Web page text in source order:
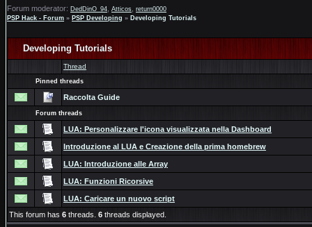
Forum moderator: DedDinO_94 Atticos return0000
PSP Hack - Forum » PSP Developing » Developing Tutorials
Developing Tutorials
Thread
Pinned threads
Raccolta Guide
Forum threads
LUA: Personalizzare l'icona visualizzata nella Dashboard
Introduzione al LUA e Creazione della prima homebrew
LUA: Introduzione alle Array
LUA: Funzioni Ricorsive
LUA: Caricare un nuovo script
This forum has 6 threads. 6 threads displayed.